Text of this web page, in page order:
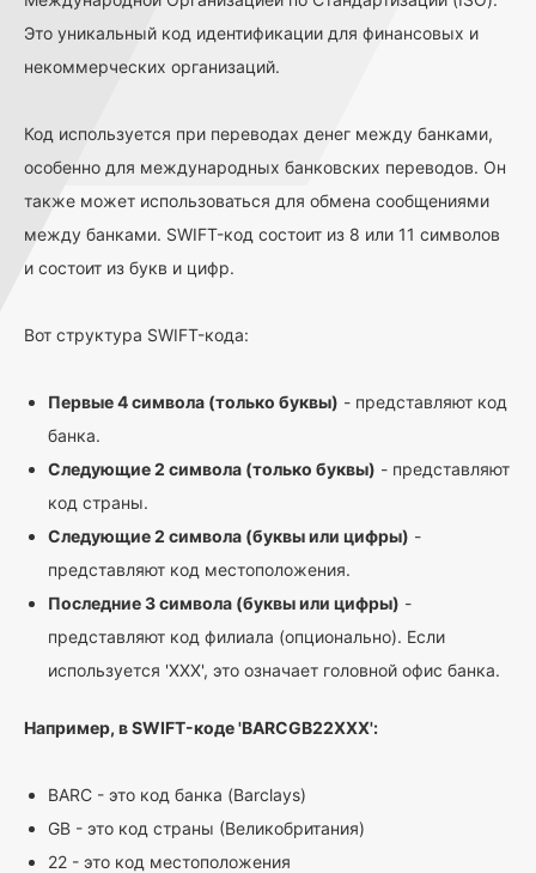
Это уникальный код идентификации для финансовых и
некоммерческих организаций.
Код используется при переводах денег между банками,
особенно для международных банковских переводов. Он
также может использоваться для обмена сообщениями
между банками. SWIFT-код состоит из 8 или 11 символов
и состоит из букв и цифр.
Вот структура SWIFT-кода:
Первые 4 символа (только буквы) - представляют код
банка.
Следующие 2 символа (только буквы) - представляют
код страны.
Следующие 2 символа (буквы или цифры) -
представляют код местоположения.
Последние 3 символа (буквы или цифры) -
представляют код филиала (опционально). Если
используется 'XXX', это означает головной офис банка.
Например, в SWIFT-коде 'BARCGB22XXX':
BARC - это код банка (Barclays)
GB - это код страны (Великобритания)
22 - это код местоположения